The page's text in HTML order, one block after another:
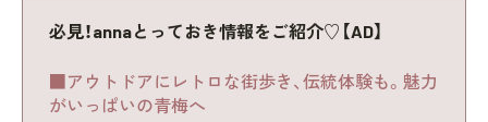
必見！annaとっておき情報をご紹介♡【AD】
■アウトドアにレトロな街歩き、伝統体験も。魅力
がいっぱいの青梅へ